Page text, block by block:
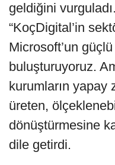
geldiğini
“KoçDigital’in
Microsoft’un
buluşturuyoruz.
kurumların yapay
üreten,
dönüştürmesine
dile getirdi.